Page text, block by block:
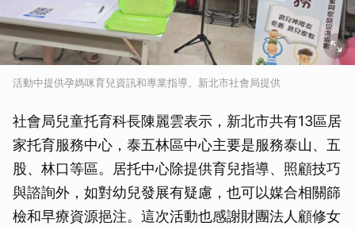
活動中提供孕媽咪育兒資訊和專業指導。新北市社會局提供
社會局兒童托育科長陳麗雲表示，新北市共有13區居
家托育服務中心，泰五林區中心主要是服務泰山、五
股、林口等區。居托中心除提供育兒指導、照顧技巧
與諮詢外，如對幼兒發展有疑慮，也可以媒合相關篩
檢和早療資源挹注。這次活動也感謝財團法人顧修女